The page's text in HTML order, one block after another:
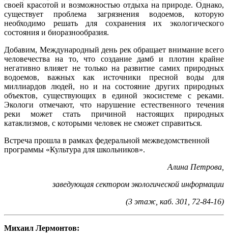
своей красотой и возможностью отдыха на природе. Однако,
существует проблема загрязнения водоемов, которую
необходимо решать для сохранения их экологического
состояния и биоразнообразия.
Добавим, Международный день рек обращает внимание всего
человечества на то, что создание дамб и плотин крайне
негативно влияет не только на развитие самих природных
водоемов, важных как источники пресной воды для
миллиардов людей, но и на состояние других природных
объектов, существующих в единой экосистеме с реками.
Экологи отмечают, что нарушение естественного течения
реки может стать причиной настоящих природных
катаклизмов, с которыми человек не сможет справиться.
Встреча прошла в рамках федеральной межведомственной
программы «Культура для школьников».
Алина Петрова,
заведующая сектором экологической информации
(3 этаж, каб. 301, 72-84-16)
Михаил Лермонтов: